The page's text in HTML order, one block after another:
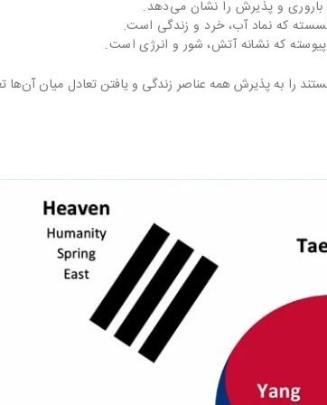
را به پذیرش همه عناصر زندگی و یافتن تعادل میان آن‌ها